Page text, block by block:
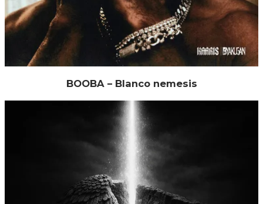
BOOBA – Blanco nemesis